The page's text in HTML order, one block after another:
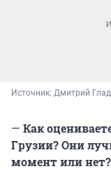
пино
легком
с
рислинг,
Источник: Дмитрий
— Как
Грузии? Они
момент или нет?